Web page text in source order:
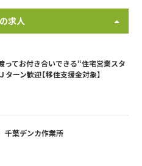
求人
ってお付き合いできる“住宅営業スタ
ターン歓迎【移住支援金対象】
葉デンカ作業所